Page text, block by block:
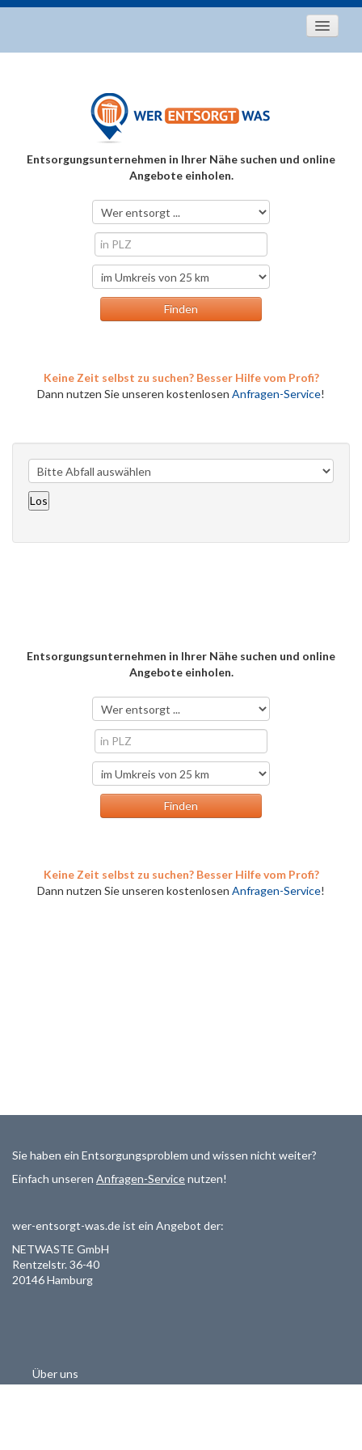
Entsorgungstipps
Über uns
Entsorgungsunternehmen in Ihrer Nähe suchen und online
Angebote einholen.
Keine Zeit selbst zu suchen? Besser Hilfe vom Profi?
Dann nutzen Sie unseren kostenlosen Anfragen-Service!
Entsorgungsunternehmen in Ihrer Nähe suchen und online
Angebote einholen.
Keine Zeit selbst zu suchen? Besser Hilfe vom Profi?
Dann nutzen Sie unseren kostenlosen Anfragen-Service!
Sie haben ein Entsorgungsproblem und wissen nicht weiter?
Einfach unseren Anfragen-Servicenutzen!
wer-entsorgt-was.de ist ein Angebot der:
NETWASTE GmbH
Rentzelstr. 36-40
20146 Hamburg
Über uns